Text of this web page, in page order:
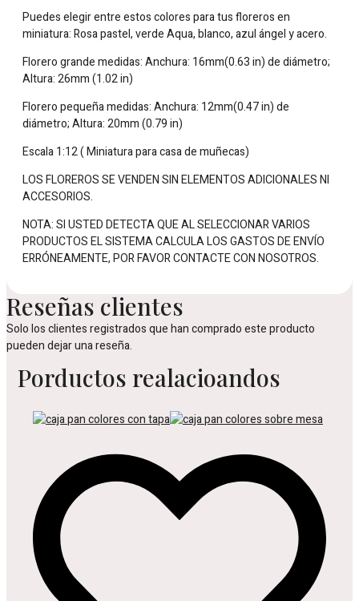
Puedes elegir entre estos colores para tus floreros en
miniatura: Rosa pastel, verde Aqua, blanco, azul ángel y acero.
Florero grande medidas: Anchura: 16mm(0.63 in) de diámetro;
Altura: 26mm (1.02 in)
Florero pequeña medidas: Anchura: 12mm(0.47 in) de
diámetro; Altura: 20mm (0.79 in)
Escala 1:12 ( Miniatura para casa de muñecas)
LOS FLOREROS SE VENDEN SIN ELEMENTOS ADICIONALES NI
ACCESORIOS.
NOTA: SI USTED DETECTA QUE AL SELECCIONAR VARIOS
PRODUCTOS EL SISTEMA CALCULA LOS GASTOS DE ENVÍO
ERRÓNEAMENTE, POR FAVOR CONTACTE CON NOSOTROS.
Reseñas clientes
Solo los clientes registrados que han comprado este producto
pueden dejar una reseña.
Porductos realacioandos